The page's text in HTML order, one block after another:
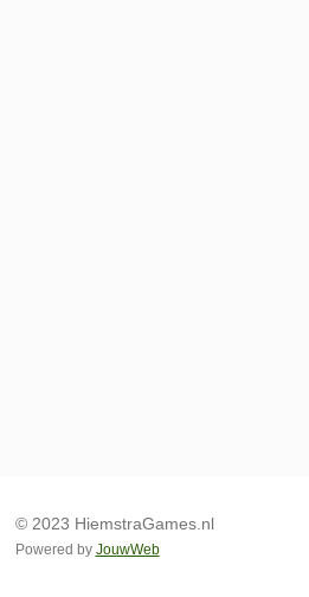
© 2023 HiemstraGames.nl
Powered by JouwWeb